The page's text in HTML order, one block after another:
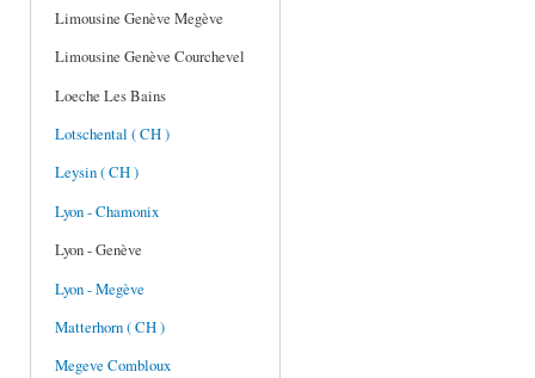
Limousine Genève Megève
Limousine Genève Courchevel
Loeche Les Bains
Lotschental ( CH )
Leysin ( CH )
Lyon - Chamonix
Lyon - Genève
Lyon - Megève
Matterhorn ( CH )
Megeve Combloux